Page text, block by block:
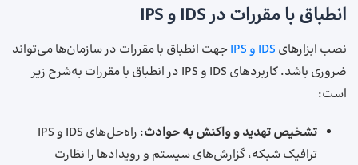
انطباق با مقررات در IDS و IPS
نصب ابزارهای IDS و IPS
جهت انطباق با مقررات در سازمان‌ها می‌تواند
ضروری باشد. کاربردهای IDS و IPS در انطباق با مقررات به‌شرح زیر
است:
تشخیص تهدید و واکنش به حوادث
: راه‌حل‌های IDS و IPS
ترافیک شبکه، گزارش‌های سیستم و رویدادها را نظارت